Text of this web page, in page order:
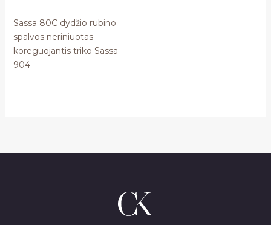
Sassa 80C dydžio rubino
spalvos neriniuotas
koreguojantis triko Sassa
904